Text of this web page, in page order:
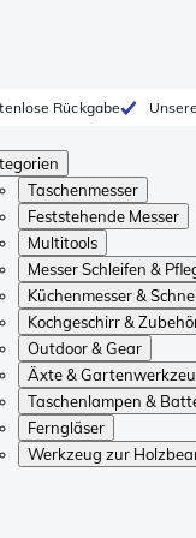
Rückgabe
Taschenmesser
Feststehende Messer
Multitools
Messer Schleifen &
Küchenmesser &
Kochgeschirr &
Outdoor & Gear
Äxte &
Taschenlampen &
Ferngläser
Werkzeug zur